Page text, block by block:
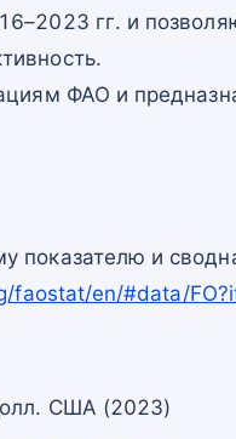
гг. и
ФАО и
показателю и
faostat/en/#data/
США (2023)